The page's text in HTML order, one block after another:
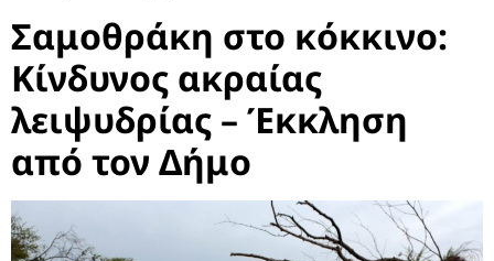
Σαμοθράκη στο κόκκινο:
Κίνδυνος ακραίας
λειψυδρίας – Έκκληση
από τον Δήμο